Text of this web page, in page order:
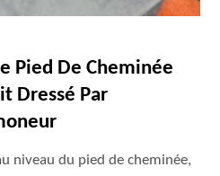
Pied De Cheminée
Dressé Par
niveau du pied de cheminée,